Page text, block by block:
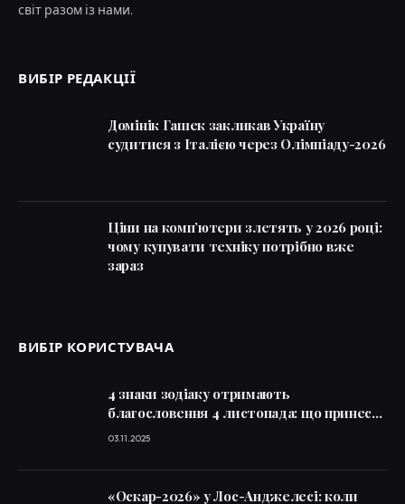
світ разом із нами.
ВИБІР РЕДАКЦІЇ
Домінік Гашек закликав Україну
судитися з Італією через Олімпіаду-2026
Ціни на комп’ютери злетять у 2026 році:
чому купувати техніку потрібно вже
зараз
ВИБІР КОРИСТУВАЧА
4 знаки зодіаку отримають
благословення 4 листопада: що принесе
Марс у Стрільці
03.11.2025
«Оскар-2026» у Лос-Анджелесі: коли